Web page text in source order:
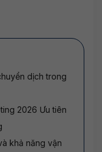
dịch trong
2026 Ưu tiên
khả năng vận